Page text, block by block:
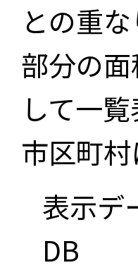
との重
部分の
して一
市区町
表示デ
DB